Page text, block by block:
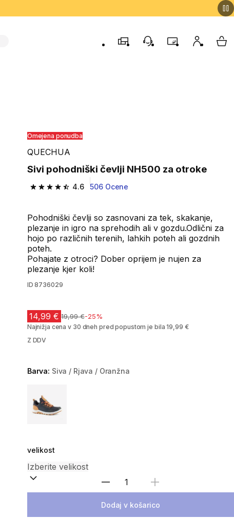
TrgovinePodporo strankam
ProgramMoj račun
Omejena ponudba
QUECHUA
Sivi pohodniški čevlji NH500 za otroke
4.6
4.6 od 5 zvezdic from 506 ocene
506 Ocene
Pohodniški čevlji so zasnovani za tek, skakanje,
plezanje in igro na sprehodih ali v gozdu.Odlični za
hojo po različnih terenih, lahkih poteh ali gozdnih
poteh.
Pohajate z otroci? Dober oprijem je nujen za
plezanje kjer koli!
ID 8736029
14,99 € Cena pred znižanjem
19,99 €-25%
Najnižja cena v 30 dneh pred popustom je bila 19,99 €
Z DDV
Barva: Siva / Rjava / Oranžna
velikost
Izberite količino
Dodaj v košarico